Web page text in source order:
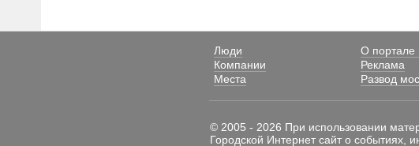
Люди
О портале
Компании
Реклама
Места
Развод
© 2005 - 2026 При использовании
Городской Интернет сайт о событиях,